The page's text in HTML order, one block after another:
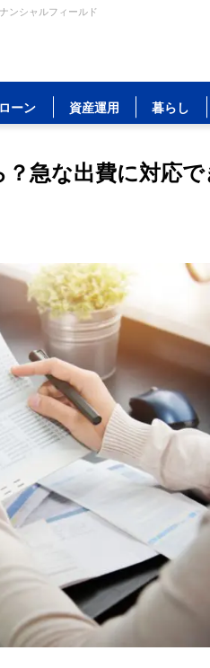
ンシャルフィールド
ローン 資産運用 暮らし
急な出費に対応で